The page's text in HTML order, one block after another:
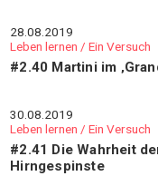
28.08.2019
Leben lernen / Ein Versuch
#2.40 Martini im
30.08.2019
Leben lernen / Ein Versuch
#2.41 Die Wahrheit
Hirngespinste